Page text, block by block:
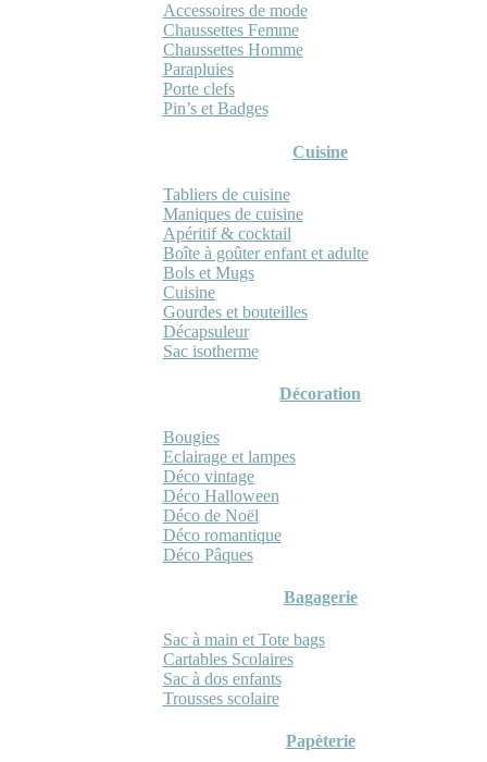
Accessoires de mode
Chaussettes Femme
Chaussettes Homme
Parapluies
Porte clefs
Pin’s et Badges
Cuisine
Tabliers de cuisine
Maniques de cuisine
Apéritif & cocktail
Boîte à goûter enfant et adulte
Bols et Mugs
Cuisine
Gourdes et bouteilles
Décapsuleur
Sac isotherme
Décoration
Bougies
Eclairage et lampes
Déco vintage
Déco Halloween
Déco de Noël
Déco romantique
Déco Pâques
Bagagerie
Sac à main et Tote bags
Cartables Scolaires
Sac à dos enfants
Trousses scolaire
Papèterie